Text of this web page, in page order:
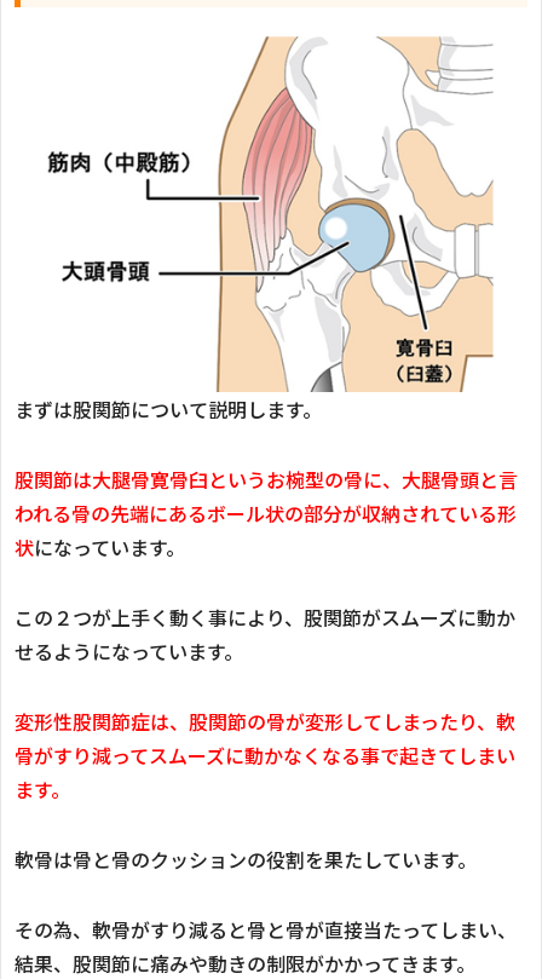
まずは股関節について説明します。
股関節は大腿骨寛骨臼というお椀型の骨に、大腿骨頭と言
われる骨の先端にあるボール状の部分が収納されている形
状になっています。
この２つが上手く動く事により、股関節がスムーズに動か
せるようになっています。
変形性股関節症は、股関節の骨が変形してしまったり、軟
骨がすり減ってスムーズに動かなくなる事で起きてしまい
ます。
軟骨は骨と骨のクッションの役割を果たしています。
その為、軟骨がすり減ると骨と骨が直接当たってしまい、
結果、股関節に痛みや動きの制限がかかってきます。